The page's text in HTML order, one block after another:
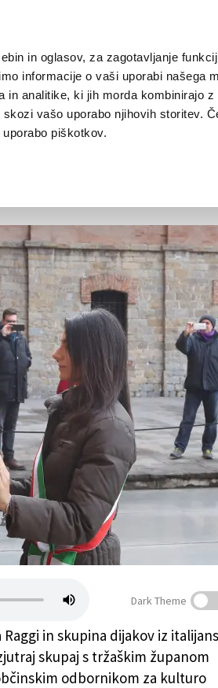
in oglasov, za zagotavljanje
informacije o vaši uporabi našega
in analitike, ki jih morda kombinirajo
vašo uporabo njihovih storitev.
piškotkov.
TRŽAŠKA GORIŠKA KULTURA
dijaki v
Dark Theme
Raggi in skupina dijakov iz
skupaj s tržaškim županom
odbornikom za kulturo